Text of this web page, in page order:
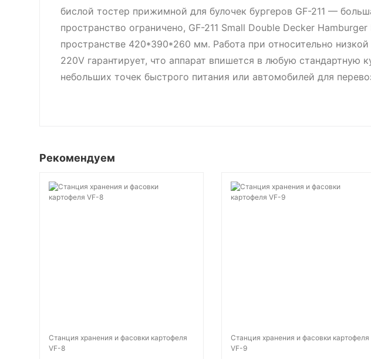
бислой тостер прижимной для булочек бургеров GF-211 —
пространство ограничено, GF-211 Small Double Decker
пространстве 420*390*260 мм. Работа при относительно
220V гарантирует, что аппарат впишется в любую
небольших точек быстрого питания или автомобилей для
Рекомендуем
Станция хранения и фасовки картофеля
VF-8
Станция хранения и фасовки картофеля
VF-9